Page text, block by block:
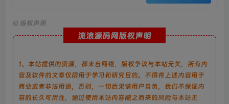
© 版权声明
流浪源码网版权声明
1、本站提供的资源，都来自网络，版权争议与本站无关，所有内
容及软件的文章仅限用于学习和研究目的。不得将上述内容用于
商业或者非法用途，否则，一切后果请用户自负，我们不保证内
容的长久可用性，通过使用本站内容随之而来的风险与本站无